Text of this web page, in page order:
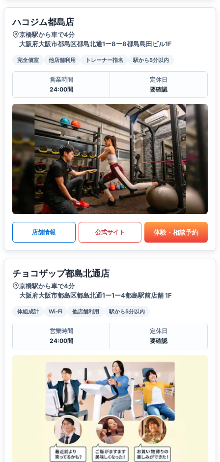
ハコジム都島店
京橋駅から車で4分
大阪府大阪市都島区都島北通1ー8ー8都島島田ビル1F
完全個室 他店舗利用 トレーナー指名 駅から5分以内
営業時間
24:00間
定休日
要確認
店舗情報 公式サイト 体験・相談予約
チョコザップ都島北通店
京橋駅から車で4分
大阪府大阪市都島区都島北通1ー1ー4都島駅前店舗 1F
体組成計 Wi-Fi 他店舗利用 駅から5分以内
営業時間
24:00間
定休日
要確認